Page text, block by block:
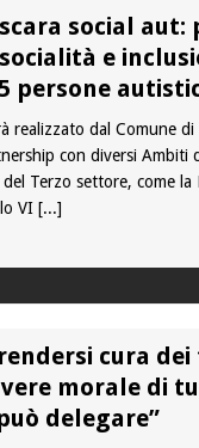
social
e
persone
realizzato dal Comune di
con diversi Ambiti
Terzo settore, come la
VI [...]
cura
morale di
delegare”